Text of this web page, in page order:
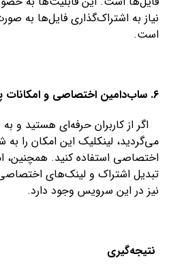
نیاز به اشتراک‌گذاری فایل‌ها به
است.
6. ساب‌دامین اختصاصی و امکانات پیشرفته:
اگر از کاربران حرفه‌ای هستید و
می‌گردید، لینکلیک این امکان را
اختصاصی استفاده کنید. همچنین،
تبدیل اشتراک و لینک‌های
نیز در این سرویس وجود دارد.
نتیجه‌گیری